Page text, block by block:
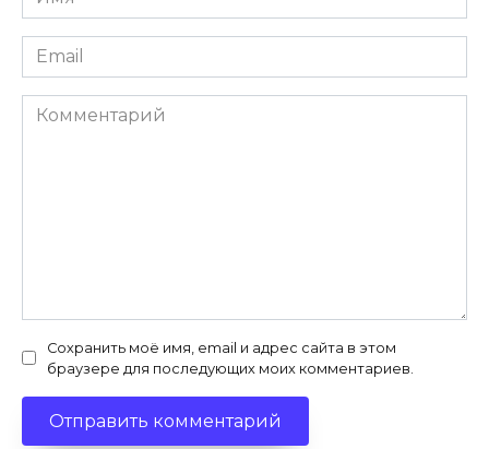
*
Email
*
Комментарий
Сохранить моё имя, email и адрес сайта в этом
браузере для последующих моих комментариев.